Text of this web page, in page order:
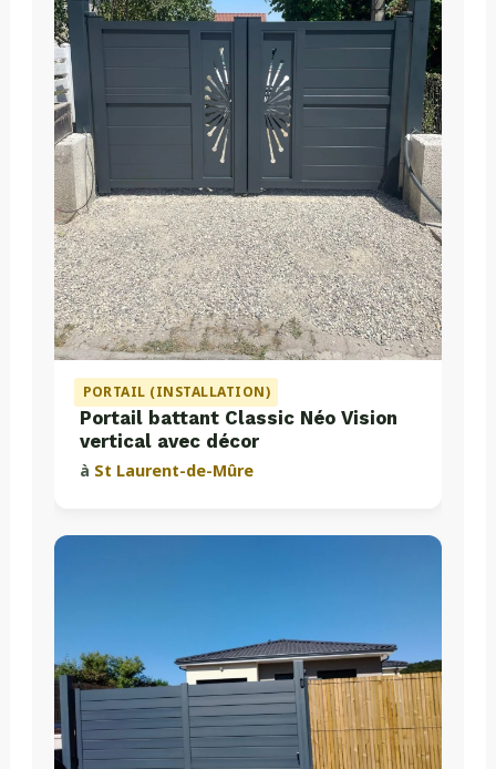
PORTAIL (INSTALLATION)
Portail battant Classic Néo Vision
vertical avec décor
à St Laurent-de-Mûre